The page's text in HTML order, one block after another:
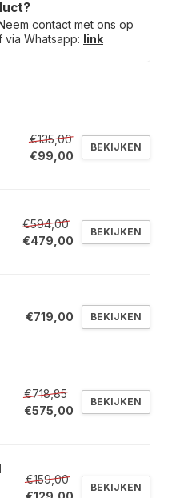
contact met ons op
via Whatsapp: link
€135,00
€99,00
BEKIJKEN
€594,00
€479,00
BEKIJKEN
€719,00 BEKIJKEN
€718,85
€575,00
BEKIJKEN
€159,00
BEKIJKEN